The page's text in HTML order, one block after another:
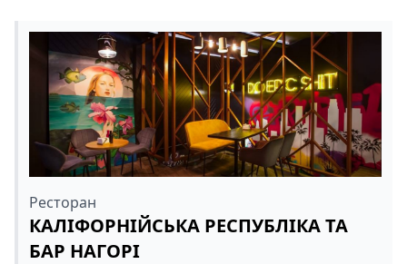
Ресторан
КАЛІФОРНІЙСЬКА РЕСПУБЛІКА ТА
БАР НАГОРІ